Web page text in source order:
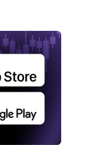
憂壓力升
波動